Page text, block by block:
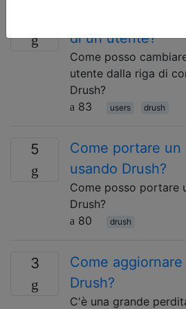
Come posso
di un utente?
Come posso
utente dalla riga di
Drush?
83
users drush
5
Come portare
usando Drush?
Come posso portare
Drush?
80
drush
3
Come
Drush?
C'è una grande